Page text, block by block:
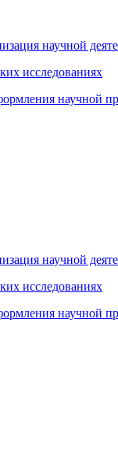
научной
исследованиях
научной
научной
исследованиях
научной